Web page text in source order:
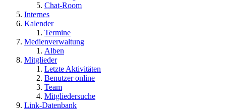
Chat-Room
Internes
Kalender
Termine
Medienverwaltung
Alben
Mitglieder
Letzte Aktivitäten
Benutzer online
Team
Mitgliedersuche
Link-Datenbank